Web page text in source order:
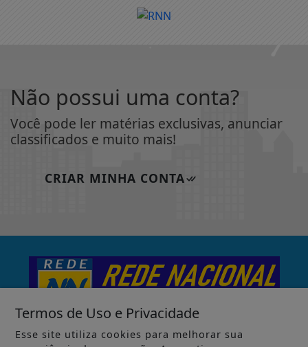
Não possui uma conta?
Você pode ler matérias exclusivas, anunciar
classificados e muito mais!
CRIAR MINHA CONTA
Termos de Uso e Privacidade
Esse site utiliza cookies para melhorar sua